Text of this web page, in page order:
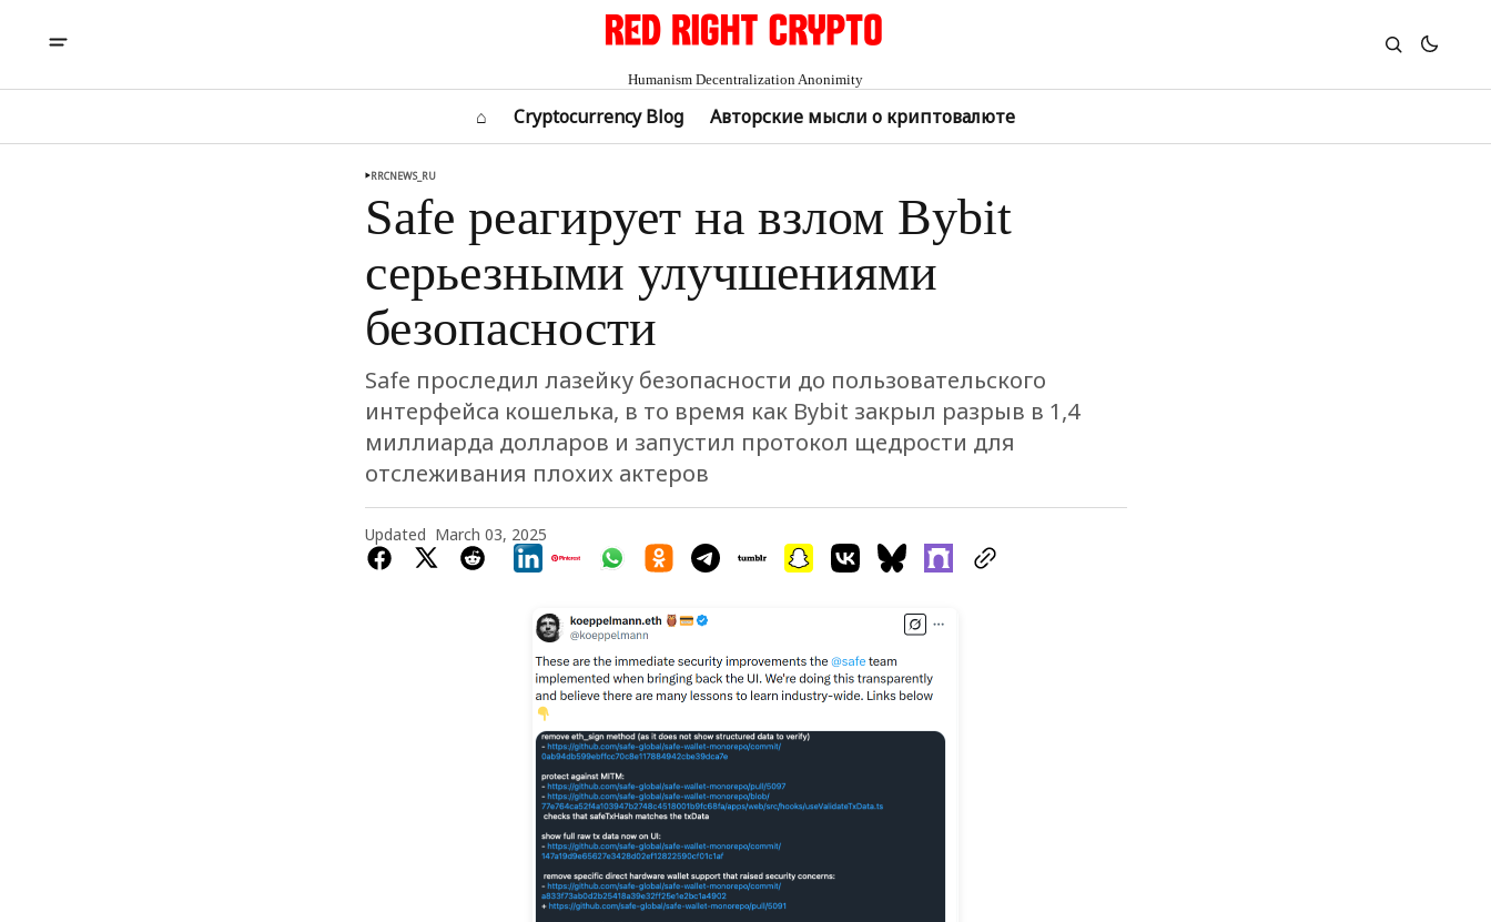
Humanism Decentralization Anonimity
⌂ Cryptocurrency Blog Авторские мысли о криптовалюте
RRCNEWS_RU
Safe реагирует на взлом Bybit
серьезными улучшениями
безопасности
Safe проследил лазейку безопасности до пользовательского
интерфейса кошелька, в то время как Bybit закрыл разрыв в 1,4
миллиарда долларов и запустил протокол щедрости для
отслеживания плохих актеров
Updated March 03, 2025